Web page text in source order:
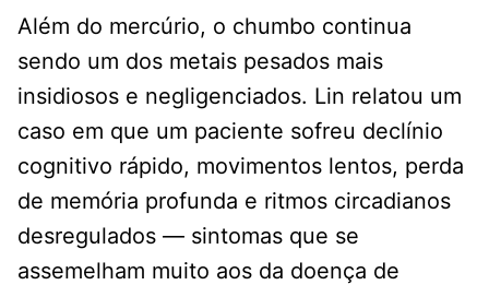
Além do mercúrio, o chumbo continua
sendo um dos metais pesados ​​mais
insidiosos e negligenciados. Lin relatou um
caso em que um paciente sofreu declínio
cognitivo rápido, movimentos lentos, perda
de memória profunda e ritmos circadianos
desregulados — sintomas que se
assemelham muito aos da doença de